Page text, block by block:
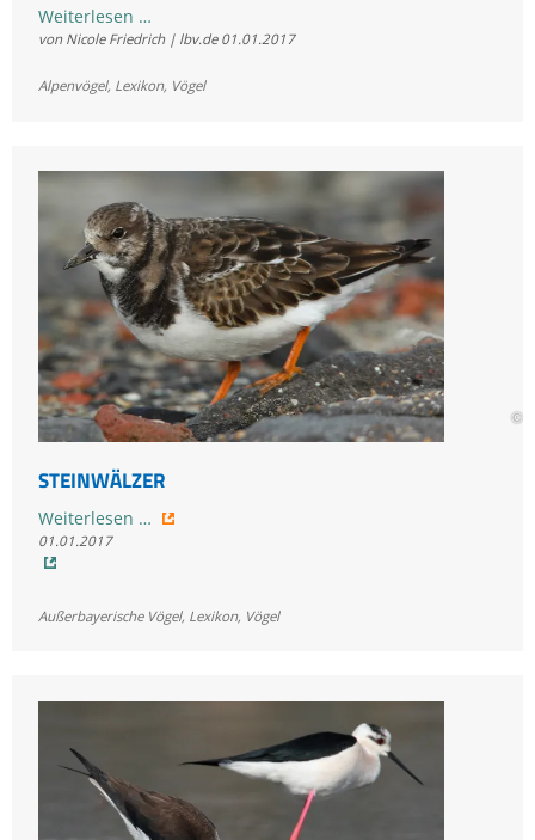
Weiterlesen …Steinschmätzer
von Nicole Friedrich | lbv.de 01.01.2017
Alpenvögel, Lexikon, Vögel
©
STEINWÄLZER
Weiterlesen … Steinwälzer
01.01.2017
Außerbayerische Vögel, Lexikon, Vögel